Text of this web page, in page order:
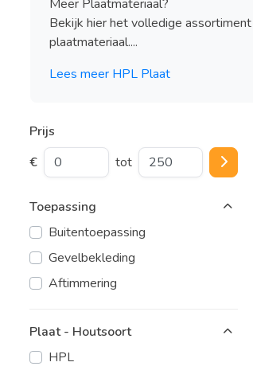
Meer Plaatmateriaal?
Bekijk hier het volledige assortiment
plaatmateriaal....
Lees meer HPL Plaat
Prijs
€
tot
Toepassing
Buitentoepassing
Gevelbekleding
Aftimmering
Plaat - Houtsoort
HPL